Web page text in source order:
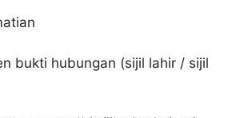
bukti hubungan (sijil lahir / sijil